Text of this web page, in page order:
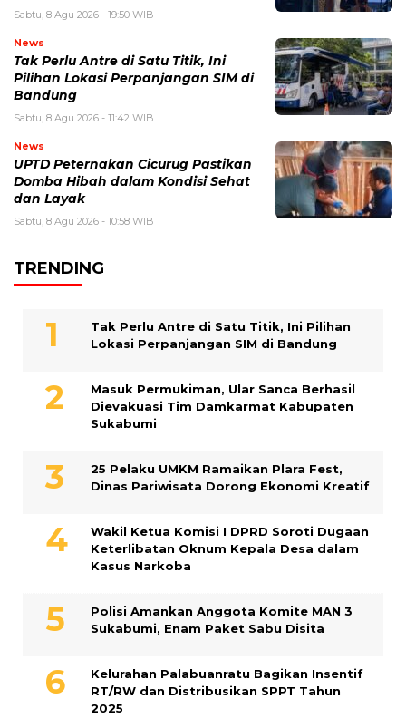
Sabtu, 8 Agu 2026 - 19:50 WIB
News
Tak Perlu Antre di Satu Titik, Ini
Pilihan Lokasi Perpanjangan SIM di
Bandung
Sabtu, 8 Agu 2026 - 11:42 WIB
News
UPTD Peternakan Cicurug Pastikan
Domba Hibah dalam Kondisi Sehat
dan Layak
Sabtu, 8 Agu 2026 - 10:58 WIB
TRENDING
Tak Perlu Antre di Satu Titik, Ini Pilihan
Lokasi Perpanjangan SIM di Bandung
Masuk Permukiman, Ular Sanca Berhasil
Dievakuasi Tim Damkarmat Kabupaten
Sukabumi
25 Pelaku UMKM Ramaikan Plara Fest,
Dinas Pariwisata Dorong Ekonomi Kreatif
Wakil Ketua Komisi I DPRD Soroti Dugaan
Keterlibatan Oknum Kepala Desa dalam
Kasus Narkoba
Polisi Amankan Anggota Komite MAN 3
Sukabumi, Enam Paket Sabu Disita
Kelurahan Palabuanratu Bagikan Insentif
RT/RW dan Distribusikan SPPT Tahun
2025